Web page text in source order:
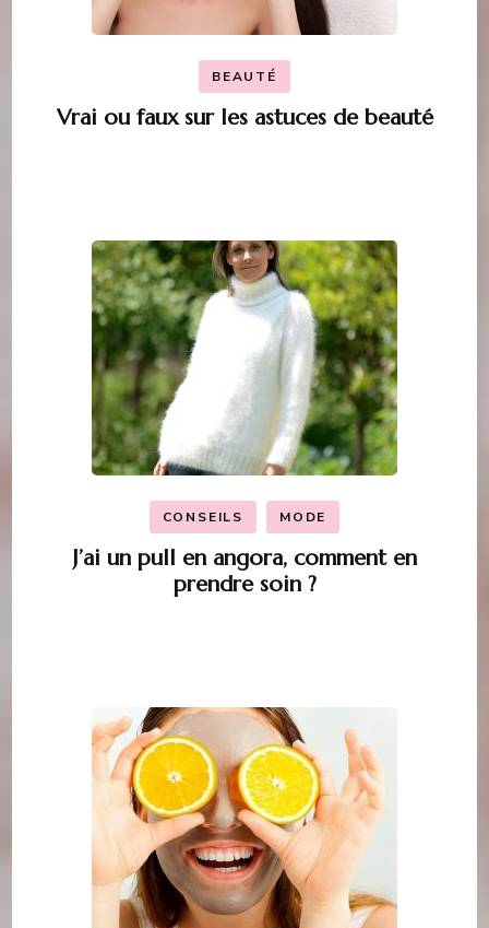
BEAUTÉ
Vrai ou faux sur les astuces de beauté
CONSEILS MODE
J’ai un pull en angora, comment en
prendre soin ?